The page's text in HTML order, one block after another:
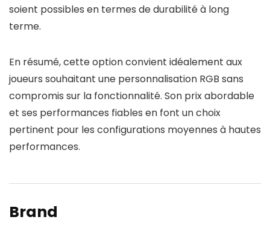
soient possibles en termes de durabilité à long
terme.
En résumé, cette option convient idéalement aux
joueurs souhaitant une personnalisation RGB sans
compromis sur la fonctionnalité. Son prix abordable
et ses performances fiables en font un choix
pertinent pour les configurations moyennes à hautes
performances.
Brand